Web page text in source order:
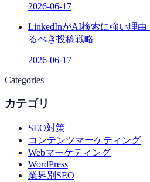
2026-06-17
LinkedInがAI検索に強い理
るべき投稿戦略
2026-06-17
Categories
カテゴリ
SEO対策
コンテンツマーケティング
Webマーケティング
WordPress
業界別SEO